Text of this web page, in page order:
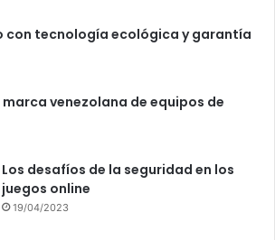
con tecnología ecológica y garantía
marca venezolana de equipos de
Los desafíos de la seguridad en los
juegos online
19/04/2023